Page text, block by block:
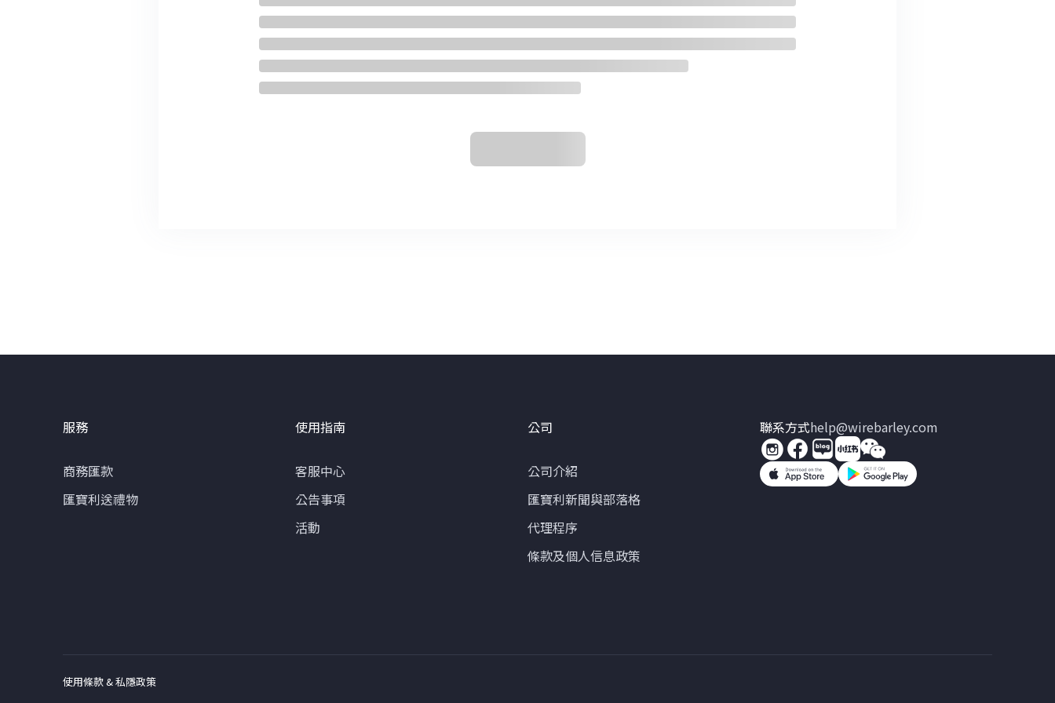
服務
商務匯款
匯寶利送禮物
使用指南
客服中心
公告事項
活動
公司
公司介紹
匯寶利新聞與部落格
代理程序
條款及個人信息政策
聯系方式help@wirebarley.com
使用條款 & 私隱政策